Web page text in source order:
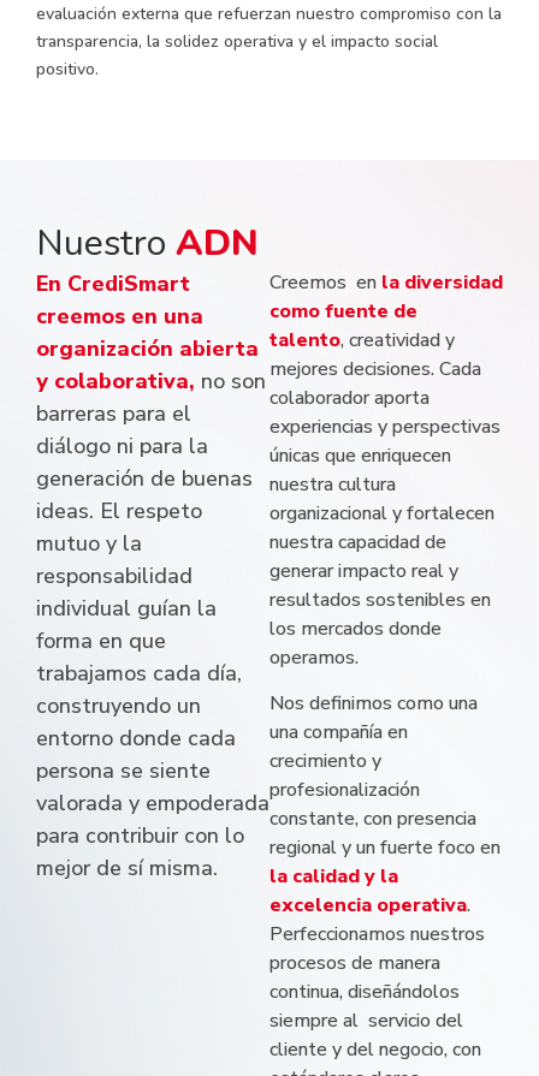
evaluación externa que refuerzan nuestro compromiso con la
transparencia, la solidez operativa y el impacto social
positivo.
Nuestro ADN
En CrediSmart
creemos en una
organización abierta
y colaborativa, no son
barreras para el
diálogo ni para la
generación de buenas
ideas. El respeto
mutuo y la
responsabilidad
individual guían la
forma en que
trabajamos cada día,
construyendo un
entorno donde cada
persona se siente
valorada y empoderada
para contribuir con lo
mejor de sí misma.
Creemos en la diversidad
como fuente de
talento, creatividad y
mejores decisiones. Cada
colaborador aporta
experiencias y perspectivas
únicas que enriquecen
nuestra cultura
organizacional y fortalecen
nuestra capacidad de
generar impacto real y
resultados sostenibles en
los mercados donde
operamos.
Nos definimos como una
una compañía en
crecimiento y
profesionalización
constante, con presencia
regional y un fuerte foco en
la calidad y la
excelencia operativa.
Perfeccionamos nuestros
procesos de manera
continua, diseñándolos
siempre al servicio del
cliente y del negocio, con